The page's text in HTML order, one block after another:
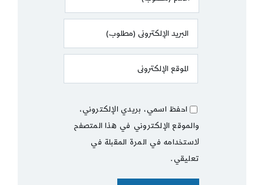
احفظ اسمي، بريدي الإلكتروني،
والموقع الإلكتروني في هذا المتصفح
لاستخدامه في المرة المقبلة في
تعليقي.